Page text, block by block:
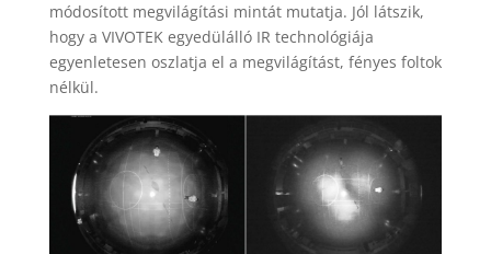
módosított megvilágítási mintát mutatja. Jól látszik,
hogy a VIVOTEK egyedülálló IR technológiája
egyenletesen oszlatja el a megvilágítást, fényes foltok
nélkül.